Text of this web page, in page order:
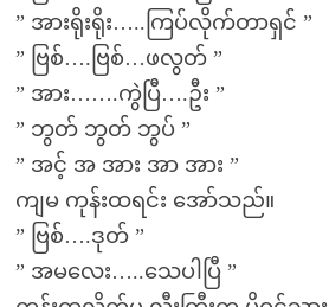
” အားရိုးရိုး…..ကြပ်လိုက်တာရှင် ”
” ဗြစ်….ဗြစ်…ဖလွတ် ”
” အား…….ကွဲပြီ….ဦး ”
” ဘွတ် ဘွတ် ဘွပ် ”
” အင့် အ အား အာ အား ”
ကျမ ကုန်းထရင်း အော်သည်။
” ဗြစ်….ဒုတ် ”
” အမလေး…..သေပါပြီ ”